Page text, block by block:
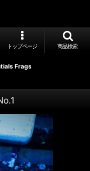
トップページ 商品検索
Frags